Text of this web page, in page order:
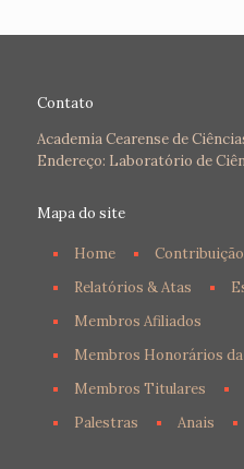
Contato
Academia Cearense de
Endereço: Laboratório de
Mapa do site
Home
Relatórios & Atas
Membros Afiliados
Membros Honorários da
Membros Titulares
Palestras
Anais